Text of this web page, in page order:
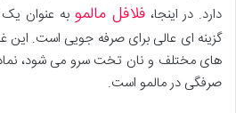
دارد. در اینجا، فلافل مالمو به عنوان
گزینه ای عالی برای صرفه جویی است. این
های مختلف و نان تخت سرو می شود،
صرفگی در مالمو است.